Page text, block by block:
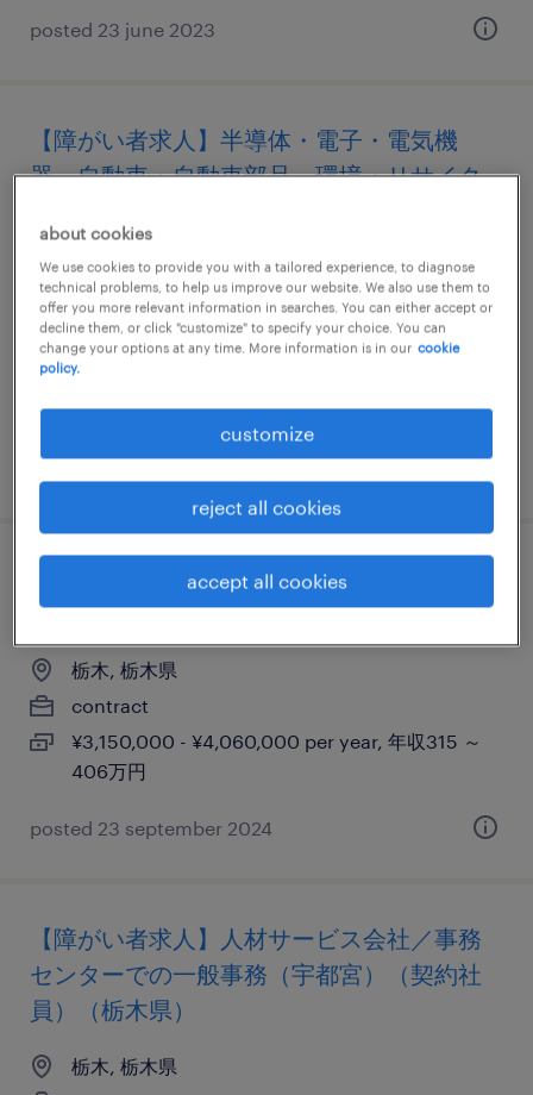
posted 23 june 2023
【障がい者求人】半導体・電子・電気機
器、自動車・自動車部品、環境・リサイク
口、契約書管理、伝票処理）（契約社員）
（栃木県）
栃木, 栃木県
contract
¥3,290,000 per year, 年収329 ～ 329万円
posted 5 june 2024
【障がい者求人】製造業／一般事務/軽作業
（契約社員）（熊本県）
栃木, 栃木県
contract
¥3,150,000 - ¥4,060,000 per year, 年収315 ～
406万円
posted 23 september 2024
【障がい者求人】人材サービス会社／事務
センターでの一般事務（宇都宮）（契約社
員）（栃木県）
栃木, 栃木県
about cookies
We use cookies to provide you with a tailored experience, to diagnose
technical problems, to help us improve our website. We also use them to
offer you more relevant information in searches. You can either accept or
decline them, or click "customize" to specify your choice. You can
change your options at any time. More information is in our cookie
policy.
customize
reject all cookies
accept all cookies